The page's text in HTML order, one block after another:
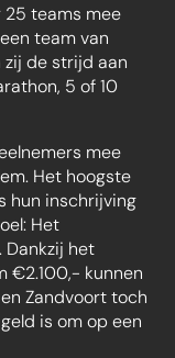
25 teams mee
team van
zij de strijd aan
5 of 10
mee
Het hoogste
hun inschrijving
Het
Dankzij het
€2.100,- kunnen
Zandvoort toch
is om op een